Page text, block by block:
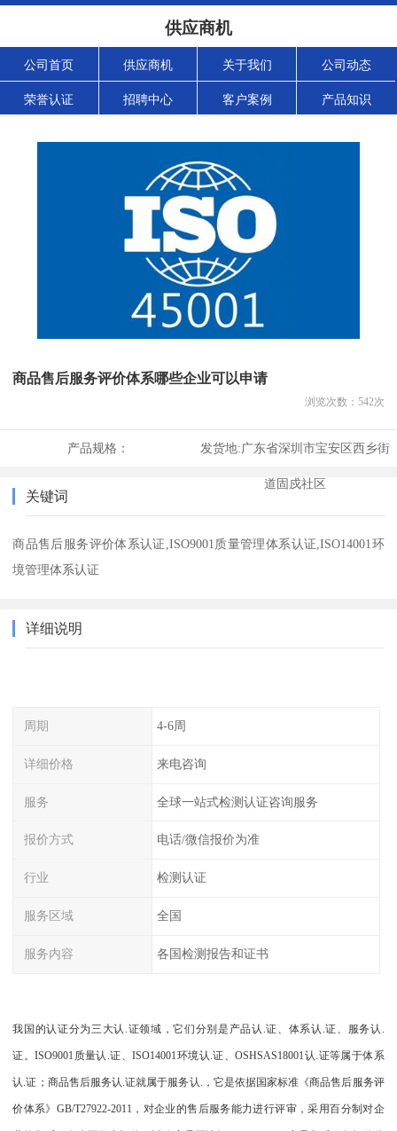
供应商机
公司首页 供应商机 关于我们 公司动态
荣誉认证 招聘中心 客户案例 产品知识
商品售后服务评价体系哪些企业可以申请
浏览次数： 542次
产品规格： 发货地:广东省深圳市宝安区西乡街
道固戍社区
关键词
商品售后服务评价体系认证,ISO9001质量管理体系认证,ISO14001环
境管理体系认证
详细说明
周期 4-6周
详细价格 来电咨询
服务 全球一站式检测认证咨询服务
报价方式 电话/微信报价为准
行业 检测认证
服务区域 全国
服务内容 各国检测报告和证书
我国的认证分为三大认.证领域，它们分别是产品认.证、体系认.证、服务认.
证。ISO9001质量认.证、ISO14001环境认.证、OSHSAS18001认.证等属于体系
认.证；商品售后服务认.证就属于服务认.，它是依据国家标准《商品售后服务评
价体系》GB/T27922-2011，对企业的售后服务能力进行评审，采用百分制对企